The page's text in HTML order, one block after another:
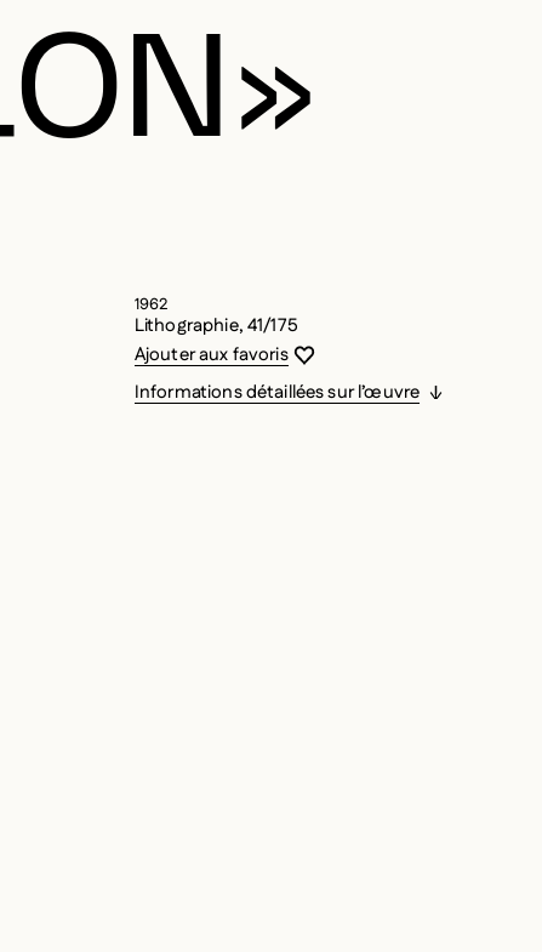
Lithographie, 41/175
Vous devez être connecté pour
Fermer la modale
Ouvrir la modale
Ajouter aux favoris
Informations détaillées sur l’œuvre